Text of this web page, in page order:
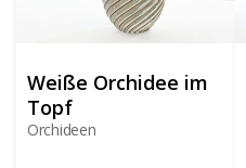
Weiße Orchidee im
Topf
Orchideen